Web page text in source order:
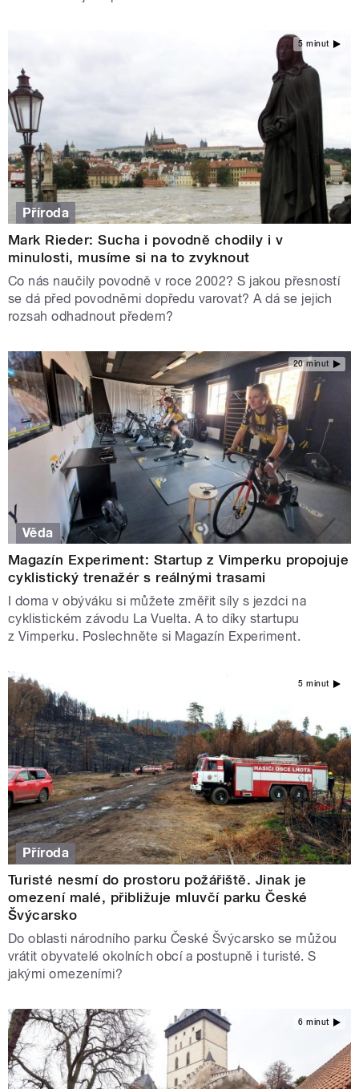
5 minut
Příroda
Mark Rieder: Sucha i povodně chodily i v
minulosti, musíme si na to zvyknout
Co nás naučily povodně v roce 2002? S jakou přesností
se dá před povodněmi dopředu varovat? A dá se jejich
rozsah odhadnout předem?
20 minut
Věda
Magazín Experiment: Startup z Vimperku propojuje
cyklistický trenažér s reálnými trasami
I doma v obýváku si můžete změřit síly s jezdci na
cyklistickém závodu La Vuelta. A to díky startupu
z Vimperku. Poslechněte si Magazín Experiment.
5 minut
Příroda
Turisté nesmí do prostoru požářiště. Jinak je
omezení malé, přibližuje mluvčí parku České
Švýcarsko
Do oblasti národního parku České Švýcarsko se můžou
vrátit obyvatelé okolních obcí a postupně i turisté. S
jakými omezeními?
6 minut